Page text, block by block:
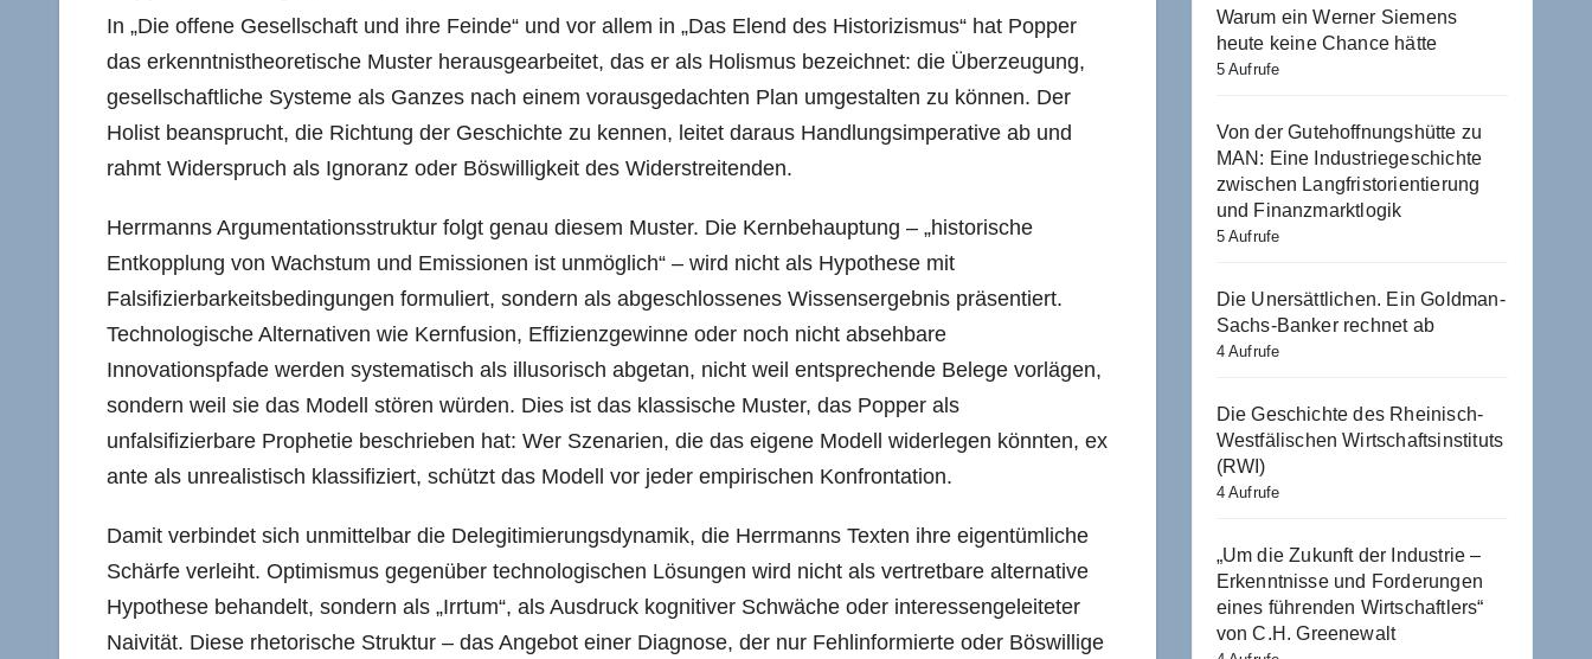
In „Die offene Gesellschaft und ihre Feinde“ und vor allem in „Das Elend des Historizismus“ hat Popper
das erkenntnistheoretische Muster herausgearbeitet, das er als Holismus bezeichnet: die Überzeugung,
gesellschaftliche Systeme als Ganzes nach einem vorausgedachten Plan umgestalten zu können. Der
Holist beansprucht, die Richtung der Geschichte zu kennen, leitet daraus Handlungsimperative ab und
rahmt Widerspruch als Ignoranz oder Böswilligkeit des Widerstreitenden.
Herrmanns Argumentationsstruktur folgt genau diesem Muster. Die Kernbehauptung – „historische
Entkopplung von Wachstum und Emissionen ist unmöglich“ – wird nicht als Hypothese mit
Falsifizierbarkeitsbedingungen formuliert, sondern als abgeschlossenes Wissensergebnis präsentiert.
Technologische Alternativen wie Kernfusion, Effizienzgewinne oder noch nicht absehbare
Innovationspfade werden systematisch als illusorisch abgetan, nicht weil entsprechende Belege vorlägen,
sondern weil sie das Modell stören würden. Dies ist das klassische Muster, das Popper als
unfalsifizierbare Prophetie beschrieben hat: Wer Szenarien, die das eigene Modell widerlegen könnten, ex
ante als unrealistisch klassifiziert, schützt das Modell vor jeder empirischen Konfrontation.
Damit verbindet sich unmittelbar die Delegitimierungsdynamik, die Herrmanns Texten ihre eigentümliche
Schärfe verleiht. Optimismus gegenüber technologischen Lösungen wird nicht als vertretbare alternative
Hypothese behandelt, sondern als „Irrtum“, als Ausdruck kognitiver Schwäche oder interessengeleiteter
Naivität. Diese rhetorische Struktur – das Angebot einer Diagnose, der nur Fehlinformierte oder Böswillige
Warum ein Werner Siemens
heute keine Chance hätte
5 Aufrufe
Von der Gutehoffnungshütte zu
MAN: Eine Industriegeschichte
zwischen Langfristorientierung
und Finanzmarktlogik
5 Aufrufe
Die Unersättlichen. Ein Goldman-
Sachs-Banker rechnet ab
4 Aufrufe
Die Geschichte des Rheinisch-
Westfälischen Wirtschaftsinstituts
(RWI)
4 Aufrufe
„Um die Zukunft der Industrie –
Erkenntnisse und Forderungen
eines führenden Wirtschaftlers“
von C.H. Greenewalt